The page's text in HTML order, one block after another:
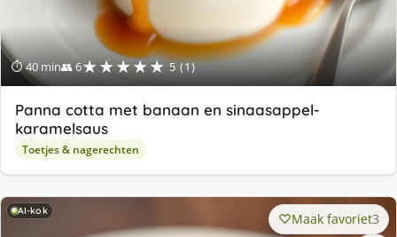
⏱ 40 min👥 6★★★★★ 5 (1)
Panna cotta met banaan en sinaasappel-
karamelsaus
Toetjes & nagerechten
AI-kok Maak favoriet3